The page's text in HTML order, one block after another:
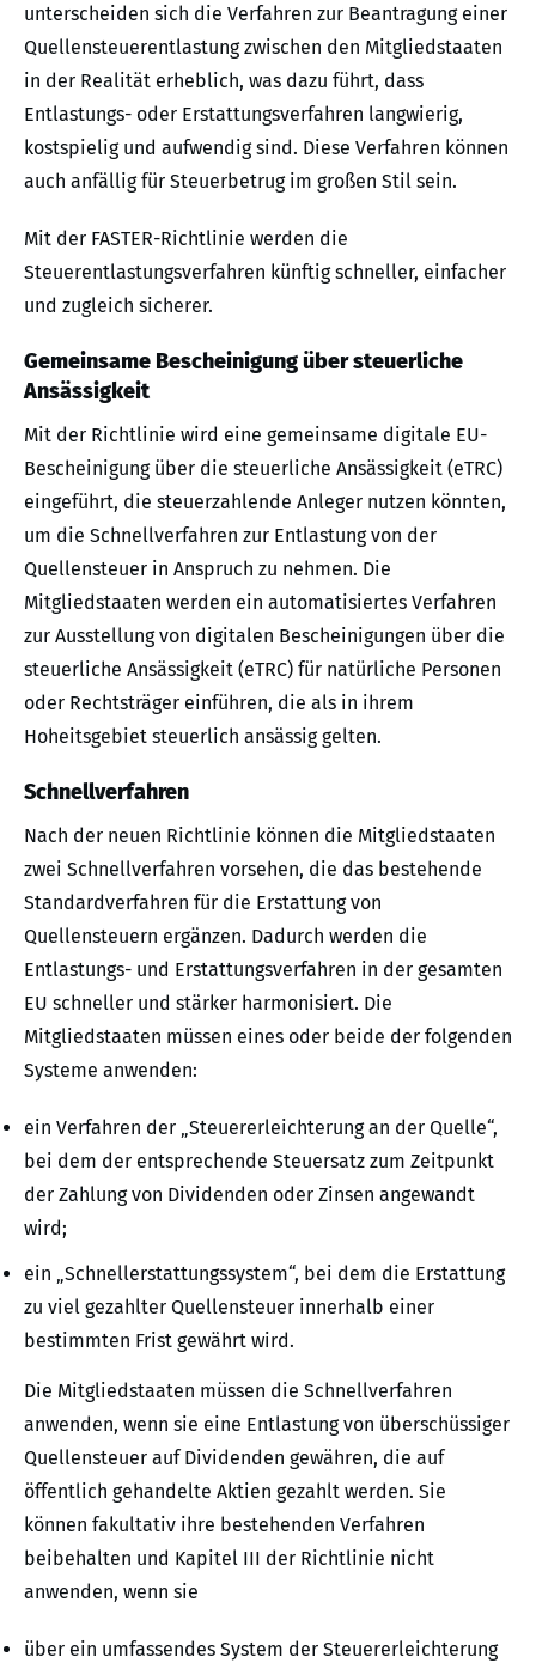
unterscheiden sich die Verfahren zur Beantragung einer
Quellensteuerentlastung zwischen den Mitgliedstaaten
in der Realität erheblich, was dazu führt, dass
Entlastungs- oder Erstattungsverfahren langwierig,
kostspielig und aufwendig sind. Diese Verfahren können
auch anfällig für Steuerbetrug im großen Stil sein.
Mit der FASTER-Richtlinie werden die
Steuerentlastungsverfahren künftig schneller, einfacher
und zugleich sicherer.
Gemeinsame Bescheinigung über steuerliche
Ansässigkeit
Mit der Richtlinie wird eine gemeinsame digitale EU-
Bescheinigung über die steuerliche Ansässigkeit (eTRC)
eingeführt, die steuerzahlende Anleger nutzen könnten,
um die Schnellverfahren zur Entlastung von der
Quellensteuer in Anspruch zu nehmen. Die
Mitgliedstaaten werden ein automatisiertes Verfahren
zur Ausstellung von digitalen Bescheinigungen über die
steuerliche Ansässigkeit (eTRC) für natürliche Personen
oder Rechtsträger einführen, die als in ihrem
Hoheitsgebiet steuerlich ansässig gelten.
Schnellverfahren
Nach der neuen Richtlinie können die Mitgliedstaaten
zwei Schnellverfahren vorsehen, die das bestehende
Standardverfahren für die Erstattung von
Quellensteuern ergänzen. Dadurch werden die
Entlastungs- und Erstattungsverfahren in der gesamten
EU schneller und stärker harmonisiert. Die
Mitgliedstaaten müssen eines oder beide der folgenden
Systeme anwenden:
ein Verfahren der „Steuererleichterung an der Quelle“,
bei dem der entsprechende Steuersatz zum Zeitpunkt
der Zahlung von Dividenden oder Zinsen angewandt
wird;
ein „Schnellerstattungssystem“, bei dem die Erstattung
zu viel gezahlter Quellensteuer innerhalb einer
bestimmten Frist gewährt wird.
Die Mitgliedstaaten müssen die Schnellverfahren
anwenden, wenn sie eine Entlastung von überschüssiger
Quellensteuer auf Dividenden gewähren, die auf
öffentlich gehandelte Aktien gezahlt werden. Sie
können fakultativ ihre bestehenden Verfahren
beibehalten und Kapitel III der Richtlinie nicht
anwenden, wenn sie
über ein umfassendes System der Steuererleichterung